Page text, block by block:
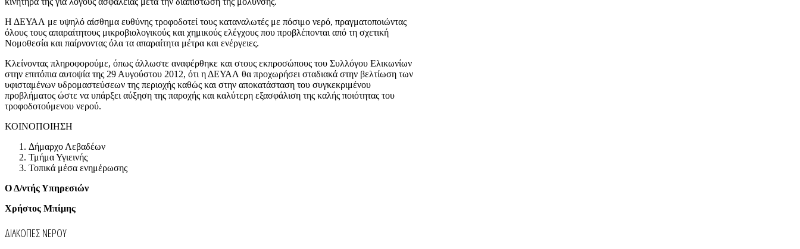
Η ΔΕΥΑΛ με υψηλό αίσθημα ευθύνης τροφοδοτεί τους καταναλωτές με πόσιμο νερό, πραγματοποιώντας
όλους τους απαραίτητους μικροβιολογικούς και χημικούς ελέγχους που προβλέπονται από τη σχετική
Νομοθεσία και παίρνοντας όλα τα απαραίτητα μέτρα και ενέργειες.
Κλείνοντας πληροφορούμε, όπως άλλωστε αναφέρθηκε και στους εκπροσώπους του Συλλόγου Ελικωνίων
στην επιτόπια αυτοψία της 29 Αυγούστου 2012, ότι η ΔΕΥΑΛ θα προχωρήσει σταδιακά στην βελτίωση των
υφισταμένων υδρομαστεύσεων της περιοχής καθώς και στην αποκατάσταση του συγκεκριμένου
προβλήματος ώστε να υπάρξει αύξηση της παροχής και καλύτερη εξασφάλιση της καλής ποιότητας του
τροφοδοτούμενου νερού.
ΚΟΙΝΟΠΟΙΗΣΗ
Δήμαρχο Λεβαδέων
Τμήμα Υγιεινής
Τοπικά μέσα ενημέρωσης
Ο Δ/ντής Υπηρεσιών
Χρήστος Μπίμης
ΔΙΑΚΟΠΕΣ ΝΕΡΟΥ